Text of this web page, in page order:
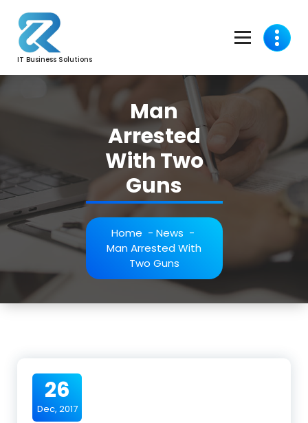
content
IT Business Solutions
Man
Arrested
With Two
Guns
Home - News -
Man Arrested With
Two Guns
26
Dec, 2017